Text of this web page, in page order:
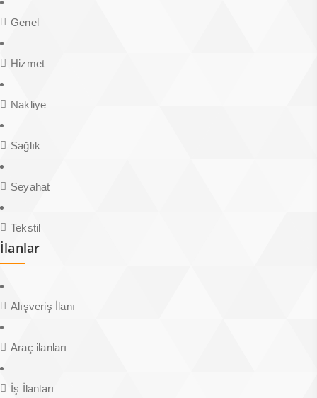
Genel
Hizmet
Nakliye
Sağlık
Seyahat
Tekstil
İlanlar
Alışveriş İlanı
Araç ilanları
İş İlanları